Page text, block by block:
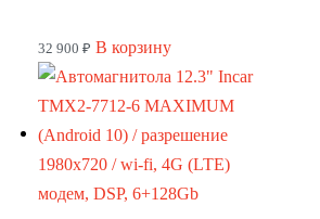
32 900 ₽ В корзину